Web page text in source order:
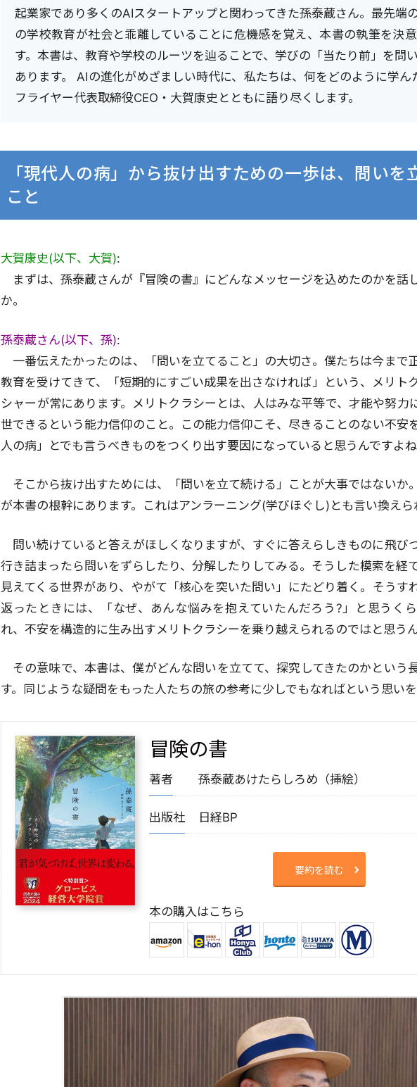
起業家であり多くのAIスタートアップと関わってきた孫泰蔵さん。最先端
の学校教育が社会と乖離していることに危機感を覚え、本書の執筆を決
す。本書は、教育や学校のルーツを辿ることで、学びの「当たり前」を問
あります。 AIの進化がめざましい時代に、私たちは、何をどのように学ん
フライヤー代表取締役CEO・大賀康史とともに語り尽くします。
「現代人の病」から抜け出すための一歩は、問いを
こと
大賀康史(以下、大賀):
まずは、孫泰蔵さんが『冒険の書』にどんなメッセージを込めたのかを話
か。
孫泰蔵さん(以下、孫):
一番伝えたかったのは、「問いを立てること」の大切さ。僕たちは今まで
教育を受けてきて、「短期的にすごい成果を出さなければ」という、メリト
シャーが常にあります。メリトクラシーとは、人はみな平等で、才能や努力
世できるという能力信仰のこと。この能力信仰こそ、尽きることのない不安
人の病」とでも言うべきものをつくり出す要因になっていると思うんですよね
そこから抜け出すためには、「問いを立て続ける」ことが大事ではないか
が本書の根幹にあります。これはアンラーニング(学びほぐし)とも言い換えら
問い続けていると答えがほしくなりますが、すぐに答えらしきものに飛び
行き詰まったら問いをずらしたり、分解したりしてみる。そうした模索を経
見えてくる世界があり、やがて「核心を突いた問い」にたどり着く。そうす
返ったときには、「なぜ、あんな悩みを抱えていたんだろう?」と思うく
れ、不安を構造的に生み出すメリトクラシーを乗り越えられるのではと思うん
その意味で、本書は、僕がどんな問いを立てて、探究してきたのかという
す。同じような疑問をもった人たちの旅の参考に少しでもなればという思いを
冒険の書
著者 孫泰蔵あけたらしろめ（挿絵）
出版社 日経BP
要約を読む
本の購入はこちら